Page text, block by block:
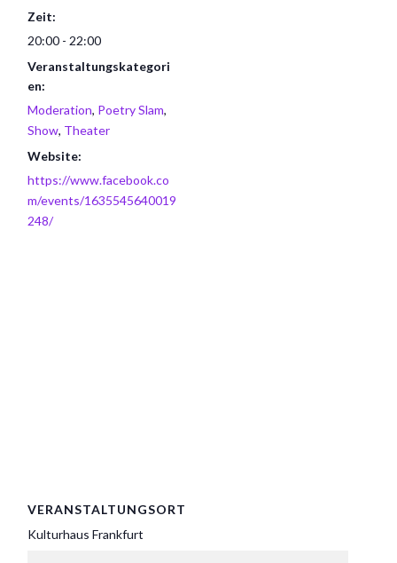
Zeit:
20:00 - 22:00
Veranstaltungskategori
en:
Moderation, Poetry Slam,
Show, Theater
Website:
https://www.facebook.co
m/events/1635545640019
248/
VERANSTALTUNGSORT
Kulturhaus Frankfurt